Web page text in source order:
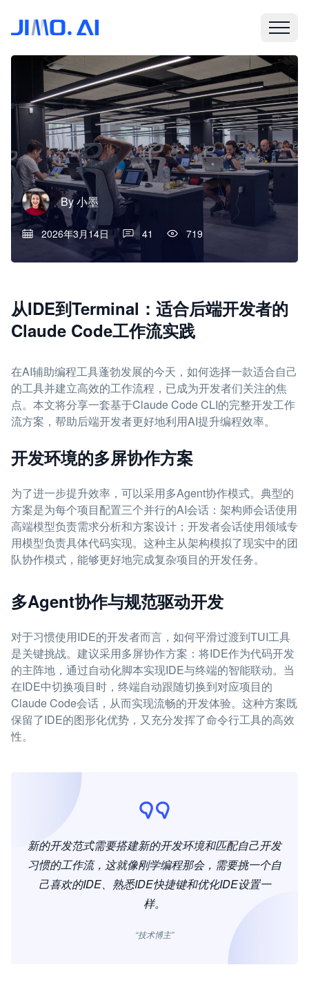
By小墨
2026年3月14日 41 719
从IDE到Terminal：适合后端开发者的
Claude Code工作流实践
在AI辅助编程工具蓬勃发展的今天，如何选择一款适合自己
的工具并建立高效的工作流程，已成为开发者们关注的焦
点。本文将分享一套基于Claude Code CLI的完整开发工作
流方案，帮助后端开发者更好地利用AI提升编程效率。
开发环境的多屏协作方案
为了进一步提升效率，可以采用多Agent协作模式。典型的
方案是为每个项目配置三个并行的AI会话：架构师会话使用
高端模型负责需求分析和方案设计；开发者会话使用领域专
用模型负责具体代码实现。这种主从架构模拟了现实中的团
队协作模式，能够更好地完成复杂项目的开发任务。
多Agent协作与规范驱动开发
对于习惯使用IDE的开发者而言，如何平滑过渡到TUI工具
是关键挑战。建议采用多屏协作方案：将IDE作为代码开发
的主阵地，通过自动化脚本实现IDE与终端的智能联动。当
在IDE中切换项目时，终端自动跟随切换到对应项目的
Claude Code会话，从而实现流畅的开发体验。这种方案既
保留了IDE的图形化优势，又充分发挥了命令行工具的高效
性。
新的开发范式需要搭建新的开发环境和匹配自己开发
习惯的工作流，这就像刚学编程那会，需要挑一个自
己喜欢的IDE、熟悉IDE快捷键和优化IDE设置一
样。
“技术博主”